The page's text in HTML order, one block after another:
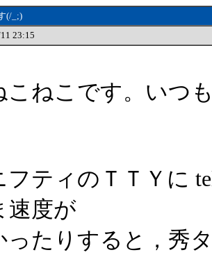
(/_;)
23:15
ねこです。いつ
ティのＴＴＹに
速度が
ったりすると，秀